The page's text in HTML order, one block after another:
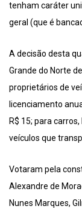
tenham caráter
geral (que é
A decisão desta
Grande do Norte
proprietários de
licenciamento
R$ 15; para
veículos que
Votaram pela
Alexandre de
Nunes Marques,